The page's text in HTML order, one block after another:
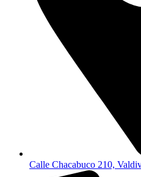
Calle Chacabuco 210,